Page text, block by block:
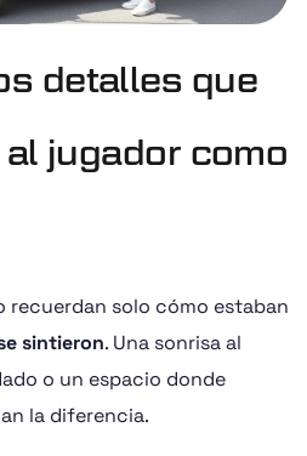
detalles que
jugador como
recuerdan solo cómo estaban
sintieron. Una sonrisa al
o un espacio donde
la diferencia.